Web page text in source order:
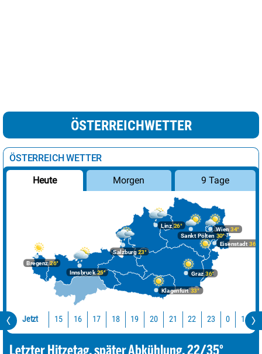
ÖSTERREICHWETTER
ÖSTERREICH WETTER
Heute Morgen 9 Tage
Bregenz26°
Graz36°
Innsbruck25°
Klagenfurt 33°
Linz26°
Salzburg23°
Wien 34°
Eisenstadt 36°
Sankt Pölten 30°
Jetzt 15 16 17 18 19 20 21 22 23 0 1